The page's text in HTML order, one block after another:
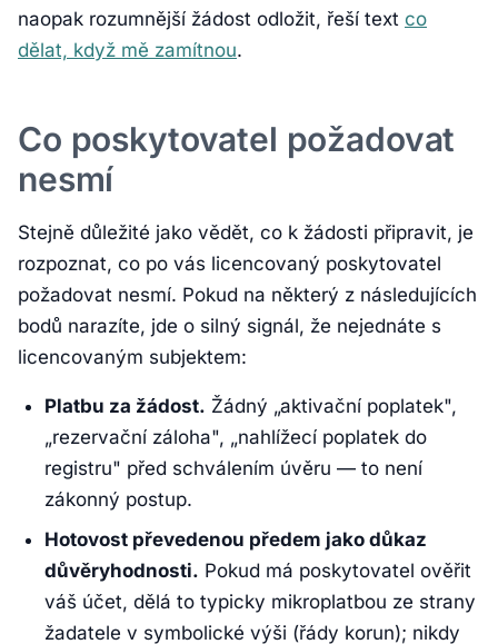
naopak rozumnější žádost odložit, řeší text co
dělat, když mě zamítnou.
Co poskytovatel požadovat
nesmí
Stejně důležité jako vědět, co k žádosti připravit, je
rozpoznat, co po vás licencovaný poskytovatel
požadovat nesmí. Pokud na některý z následujících
bodů narazíte, jde o silný signál, že nejednáte s
licencovaným subjektem:
Platbu za žádost. Žádný „aktivační poplatek",
„rezervační záloha", „nahlížecí poplatek do
registru" před schválením úvěru — to není
zákonný postup.
Hotovost převedenou předem jako důkaz
důvěryhodnosti. Pokud má poskytovatel ověřit
váš účet, dělá to typicky mikroplatbou ze strany
žadatele v symbolické výši (řády korun); nikdy